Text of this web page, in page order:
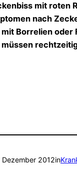
mit roten
nach
Borrelien oder
Dezember 2012in